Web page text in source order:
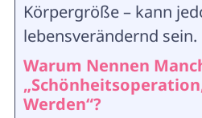
Körpergröße – kann
lebensverändernd sein.
Warum Nennen
Werden“?